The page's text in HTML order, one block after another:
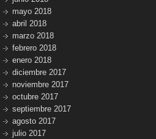
mayo 2018
abril 2018
marzo 2018
febrero 2018
enero 2018
diciembre 2017
noviembre 2017
octubre 2017
septiembre 2017
agosto 2017
julio 2017